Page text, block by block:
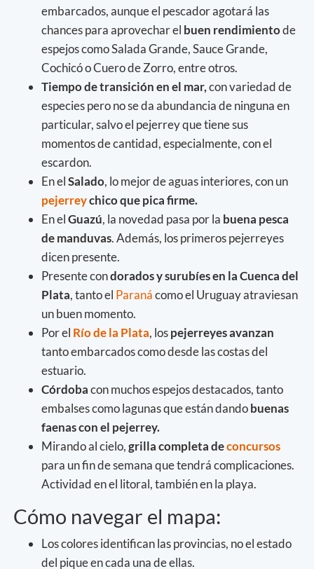
embarcados, aunque el pescador agotará las
chances para aprovechar el buen rendimientode
espejos como Salada Grande, Sauce Grande,
Cochicó o Cuero de Zorro, entre otros.
Tiempo de transición en el mar,con variedad de
especies pero no se da abundancia de ninguna en
particular, salvo el pejerrey que tiene sus
momentos de cantidad, especialmente, con el
escardon.
En elSalado, lo mejor de aguas interiores, con un
pejerreychico que pica firme.
En elGuazú, la novedad pasa por la buena pesca
de manduvas. Además, los primeros pejerreyes
dicen presente.
Presente condorados y surubíes en la Cuenca del
Plata, tanto el Paranácomo el Uruguay atraviesan
un buen momento.
Por el Río de la Plata, lospejerreyes avanzan
tanto embarcados como desde las costas del
estuario.
Córdobacon muchos espejos destacados, tanto
embalses como lagunas que están dandobuenas
faenas con el pejerrey.
Mirando al cielo,grilla completa deconcursos
para un fin de semana que tendrá complicaciones.
Actividad en el litoral, también en la playa.
Cómo navegar el mapa:
Los colores identifican las provincias, no el estado
del pique en cada una de ellas.